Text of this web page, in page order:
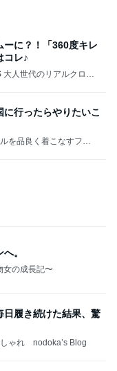
へ。
履き続けた結果、驚
50代からの無理しないおしゃれ nodoka’s Blog
の夜